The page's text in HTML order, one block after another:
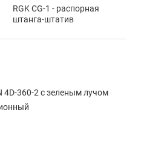
4D-360-2 с зеленым лучом
RGK K-1 - кронштейн
магнитный
RGK CG-1 - распорная
штанга-штатив